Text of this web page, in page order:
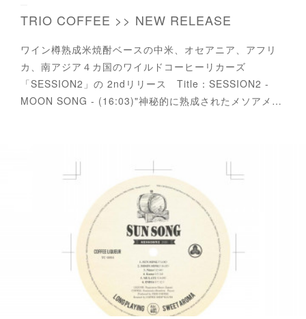
TRIO COFFEE >> NEW RELEASE
ワイン樽熟成米焼酎ベースの中米、オセアニア、アフリ
カ、南アジア４カ国のワイルドコーヒーリカーズ
「SESSION2」の 2ndリリース Title：SESSION2 -
MOON SONG - (16:03)"神秘的に熟成されたメソアメ…